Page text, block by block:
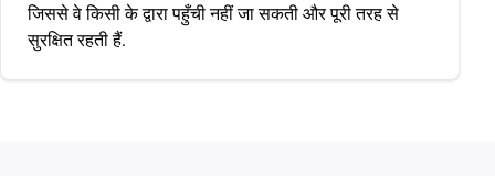
जिससे वे किसी के द्वारा पहुँची नहीं जा सकती और पूरी तरह से
सुरक्षित रहती हैं.